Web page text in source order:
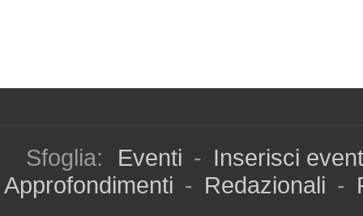
Sfoglia: Eventi - Inserisci
Approfondimenti - Redazionali -